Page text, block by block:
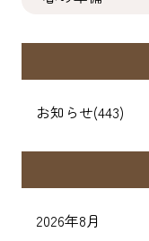
お知らせ(443)
2026年8月